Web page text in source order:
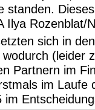
standen.
Ilya
sich in
(leider
Partnern im
im